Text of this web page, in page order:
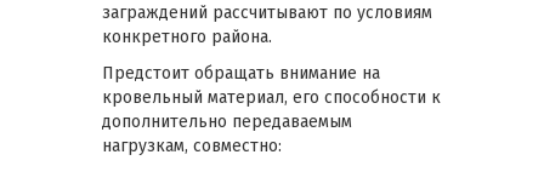
заграждений рассчитывают по условиям
конкретного района.
Предстоит обращать внимание на
кровельный материал, его способности к
дополнительно передаваемым
нагрузкам, совместно: